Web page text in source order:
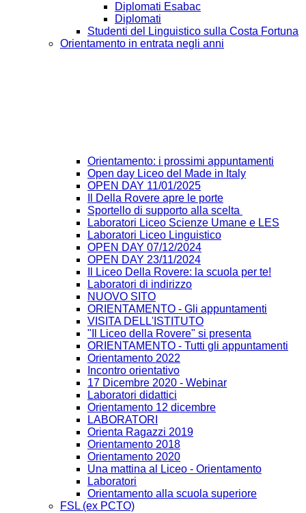
Diplomati Esabac
Diplomati
Studenti del Linguistico sulla Costa Fortuna
Orientamento in entrata negli anni
Orientamento: i prossimi appuntamenti
Open day Liceo del Made in Italy
OPEN DAY 11/01/2025
Il Della Rovere apre le porte
Sportello di supporto alla scelta
Laboratori Liceo Scienze Umane e LES
Laboratori Liceo Linguistico
OPEN DAY 07/12/2024
OPEN DAY 23/11/2024
Il Liceo Della Rovere: la scuola per te!
Laboratori di indirizzo
NUOVO SITO
ORIENTAMENTO - Gli appuntamenti
VISITA DELL'ISTITUTO
"Il Liceo della Rovere" si presenta
ORIENTAMENTO - Tutti gli appuntamenti
Orientamento 2022
Incontro orientativo
17 Dicembre 2020 - Webinar
Laboratori didattici
Orientamento 12 dicembre
LABORATORI
Orienta Ragazzi 2019
Orientamento 2018
Orientamento 2020
Una mattina al Liceo - Orientamento
Laboratori
Orientamento alla scuola superiore
FSL (ex PCTO)